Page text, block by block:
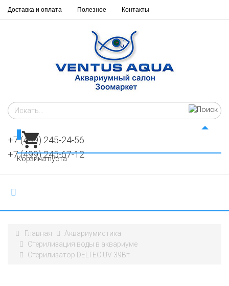
Доставка и оплата Полезное Контакты
+7 (499) 245-24-56
+7 (499) 245-67-12
Корзина пуста
Главная
Аквариумистика
Стерилизация воды в аквариуме
Стерилизатор DELTEC UV 39Вт